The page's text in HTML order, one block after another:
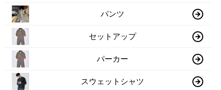
パンツ
セットアップ
パーカー
スウェットシャツ